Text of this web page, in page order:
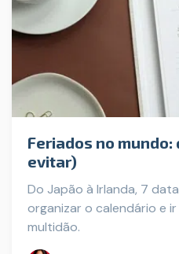
Feriados no
evitar)
Do Japão à Irlanda, 7
organizar o calendário e
multidão.